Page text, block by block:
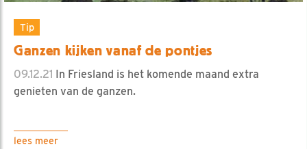
Tip
Ganzen kijken vanaf de pontjes
09.12.21 In Friesland is het komende maand extra
genieten van de ganzen.
lees meer